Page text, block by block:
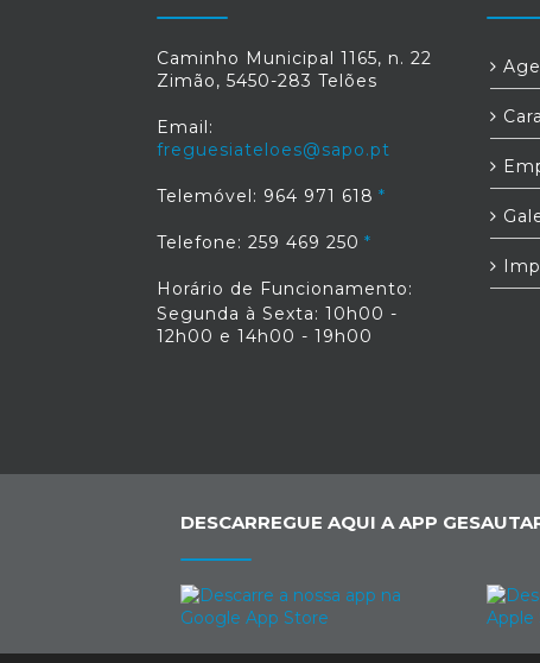
Caminho Municipal 1165, n. 22
Zimão, 5450-283 Telões
Email:
freguesiateloes@sapo.pt
Telemóvel: 964 971 618
Telefone: 259 469 250
Horário de Funcionamento:
Segunda à Sexta: 10h00 -
12h00 e 14h00 - 19h00
DESCARREGUE AQUI A APP